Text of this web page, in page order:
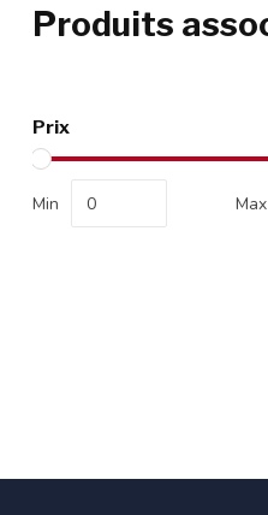
Produits
Prix
Min Max